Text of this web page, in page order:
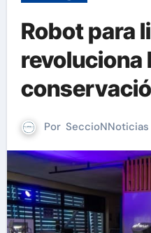
Robot para
revoluciona
Por SeccioNNoticias